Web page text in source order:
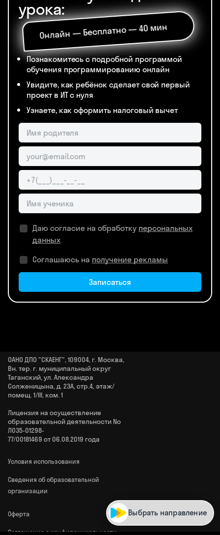
урока:
Онлайн — Бесплатно — 40 мин
Познакомитесь с подробной программой
обучения программированию онлайн
Увидите, как ребёнок сделает свой первый
проект в ИТ с нуля
Узнаете, как оформить налоговый вычет
Даю согласие на обработку персональных
данных
Соглашаюсь на получение рекламы
Записаться
ОАНО ДПО "СКАЕНГ", 109004, г. Москва,
Вн. тер. г. муниципальный округ
Таганский, ул. Александра
Солженицына, д. 23А, стр.4, этаж/
помещ. 1/III, ком. 1
Лицензия на осуществление
образовательной деятельности No
Л035‑01298-
77/00181469 от 06.08.2019 года
Условия использования
Сведения об образовательной
организации
Оферта
Соглашение о конфиденциальности
Выбрать направление